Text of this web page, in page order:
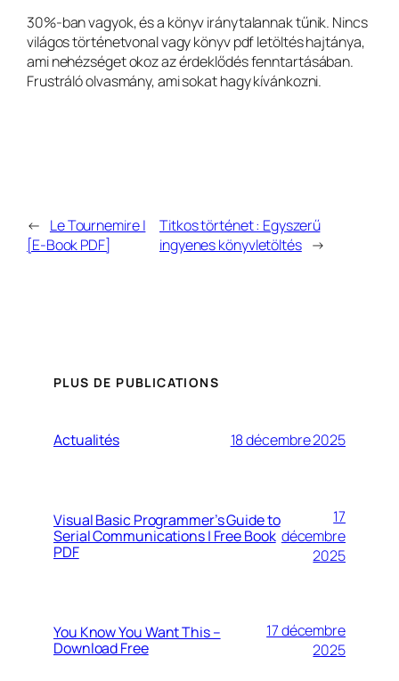
30%-ban vagyok, és a könyv iránytalannak tűnik. Nincs
világos történetvonal vagy könyv pdf letöltés hajtánya,
ami nehézséget okoz az érdeklődés fenntartásában.
Frustráló olvasmány, ami sokat hagy kívánkozni.
← Le Tournemire |
[E-Book PDF]
Titkos történet : Egyszerű
ingyenes könyvletöltés →
PLUS DE PUBLICATIONS
Actualités 18 décembre 2025
Visual Basic Programmer’s Guide to
Serial Communications | Free Book
PDF
17
décembre
2025
You Know You Want This –
Download Free
17 décembre
2025